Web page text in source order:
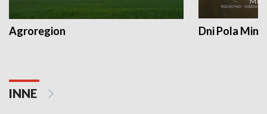
Agroregion Dni Pola
INNE